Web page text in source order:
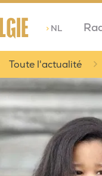
>NL
Toute l'actualité